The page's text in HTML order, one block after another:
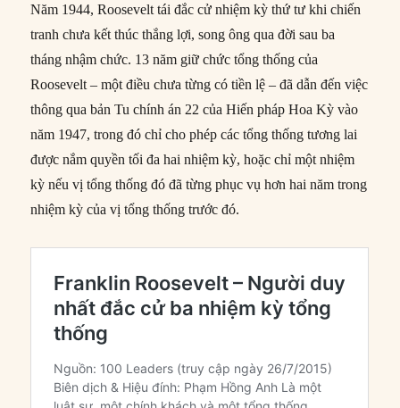
Năm 1944, Roosevelt tái đắc cử nhiệm kỳ thứ tư khi chiến
tranh chưa kết thúc thắng lợi, song ông qua đời sau ba
tháng nhậm chức. 13 năm giữ chức tổng thống của
Roosevelt – một điều chưa từng có tiền lệ – đã dẫn đến việc
thông qua bản Tu chính án 22 của Hiến pháp Hoa Kỳ vào
năm 1947, trong đó chỉ cho phép các tổng thống tương lai
được nắm quyền tối đa hai nhiệm kỳ, hoặc chỉ một nhiệm
kỳ nếu vị tổng thống đó đã từng phục vụ hơn hai năm trong
nhiệm kỳ của vị tổng thống trước đó.